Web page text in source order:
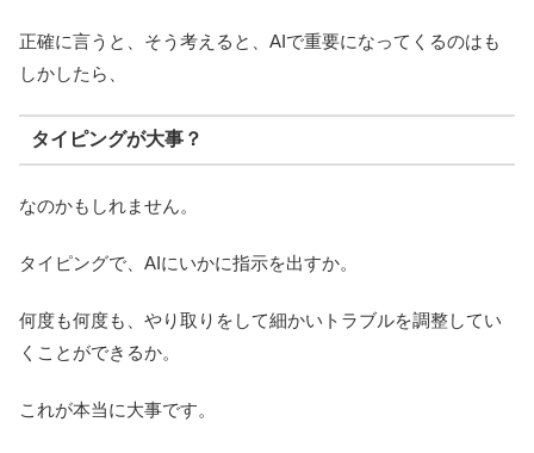
正確に言うと、そう考えると、AIで重要になってくるのはも
しかしたら、
タイピングが大事？
なのかもしれません。
タイピングで、AIにいかに指示を出すか。
何度も何度も、やり取りをして細かいトラブルを調整してい
くことができるか。
これが本当に大事です。